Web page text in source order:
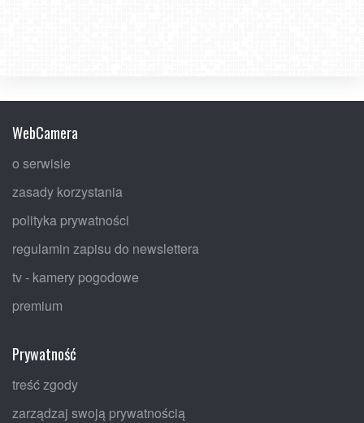
WebCamera
o serwisie
zasady korzystania
polityka prywatności
regulamin zapisu do newslettera
tv - kamery pogodowe
premium
Prywatność
treść zgody
zarządzaj swoją prywatnością